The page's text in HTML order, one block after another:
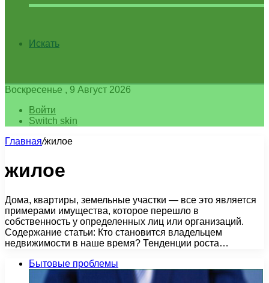
Искать
Воскресенье , 9 Август 2026
Войти
Switch skin
Главная/жилое
жилое
Дома, квартиры, земельные участки — все это является
примерами имущества, которое перешло в
собственность у определенных лиц или организаций.
Содержание статьи: Кто становится владельцем
недвижимости в наше время? Тенденции роста…
Бытовые проблемы